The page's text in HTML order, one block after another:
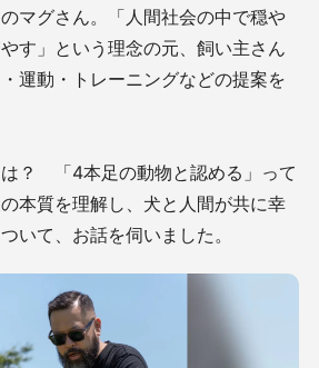
マグさん。「人間社会の中で穏や
す」という理念の元、飼い主さん
運動・トレーニングなどの提案を
？ 「4本足の動物と認める」って
本質を理解し、犬と人間が共に幸
いて、お話を伺いました。